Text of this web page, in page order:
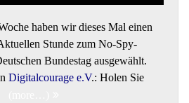
haben wir dieses Mal einen
Stunde zum No-Spy-
Bundestag ausgewählt.
Digitalcourage e.V.: Holen Sie